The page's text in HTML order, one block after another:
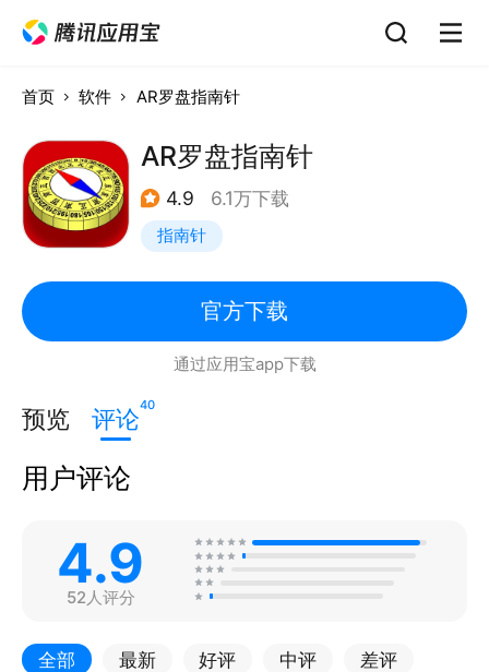
首页 软件 AR罗盘指南针
AR罗盘指南针
4.9 6.1万下载
指南针
官方下载
通过应用宝app下载
预览 评论40
用户评论
4.9
52人评分
全部 最新 好评 中评 差评